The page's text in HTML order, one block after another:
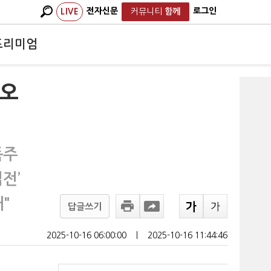
LIVE 전자신문 커뮤니티 함께 로그인
리미엄
’
"
답글쓰기
2025-10-16 06:00:00 2025-10-16 11:44:46